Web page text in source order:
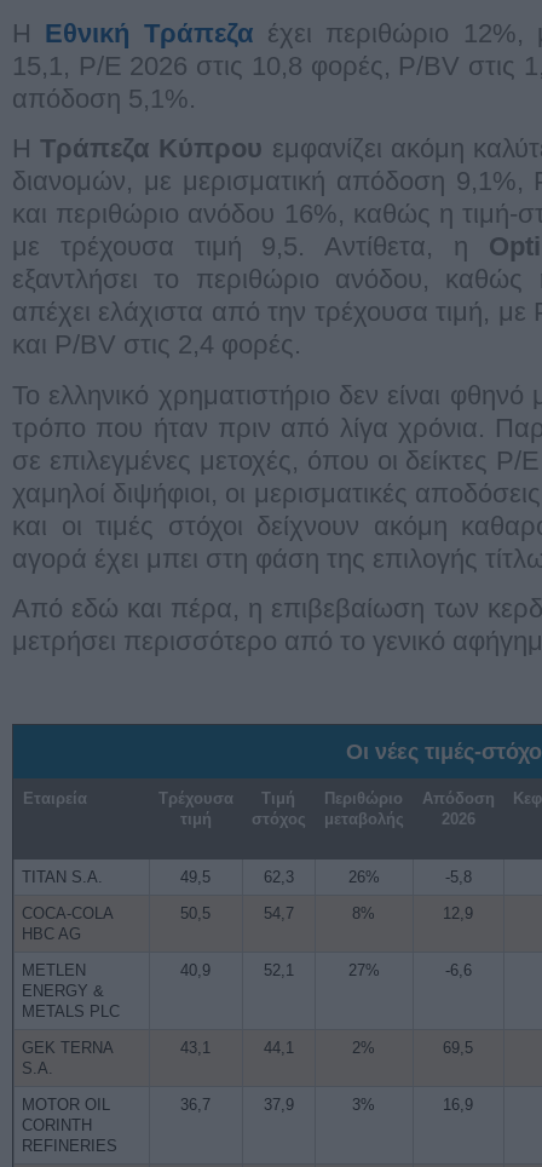
Η Εθνική Τράπεζα έχει περιθώριο
15,1, P/E 2026 στις 10,8 φορές, P/BV στις
απόδοση 5,1%.
ΗΤράπεζα Κύπρου εμφανίζει ακόμη
διανομών, με μερισματική απόδοση 9,1%,
και περιθώριο ανόδου 16%, καθώς η τιμή-
με τρέχουσα τιμή 9,5. Αντίθετα, η
εξαντλήσει το περιθώριο ανόδου,
απέχει ελάχιστα από την τρέχουσα τιμή,
και P/BV στις 2,4 φορές.
Το ελληνικό χρηματιστήριο δεν είναι
τρόπο που ήταν πριν από λίγα χρόνια.
σε επιλεγμένες μετοχές, όπου οι δείκτες P/
χαμηλοί διψήφιοι, οι μερισματικές
και οι τιμές στόχοι δείχνουν ακόμη
αγορά έχει μπει στη φάση της επιλογής
Από εδώ και πέρα, η επιβεβαίωση των
μετρήσει περισσότερο από το γενικό
Οι νέες τιμές-
Εταιρεία
Τρέχουσα
τιμή
Τιμή
στόχος
Περιθώριο
μεταβολής
Απόδοση
2026
TITAN S.A. 49,5 62,3 26%
-5,8
COCA-COLA
HBC AG
50,5 54,7 8% 12,9
METLEN
ENERGY &
METALS PLC
40,9 52,1 27% -6,6
GEK TERNA
S.A.
43,1 44,1 2% 69,5
MOTOR OIL
CORINTH
REFINERIES
36,7 37,9 3% 16,9